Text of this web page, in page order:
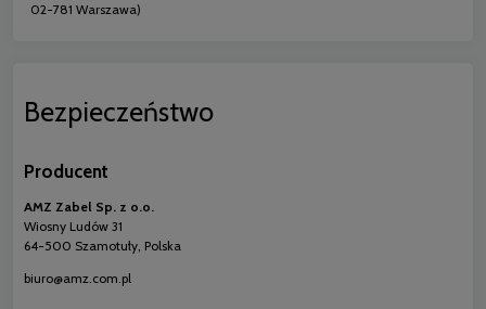
02-781 Warszawa)
Bezpieczeństwo
Producent
AMZ Zabel Sp. z o.o.
Wiosny Ludów 31
64-500 Szamotuły, Polska
biuro@amz.com.pl